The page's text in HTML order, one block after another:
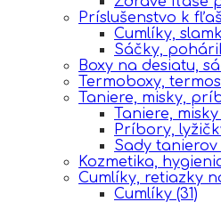
Príslušenstvo k
Cumlíky,
Sáčky,
Boxy na desiatu,
Termoboxy,
Taniere, misky,
Taniere, misky
Príbory,
Sady tanierov
Kozmetika,
Cumlíky, retiazky
Cumlíky (31)